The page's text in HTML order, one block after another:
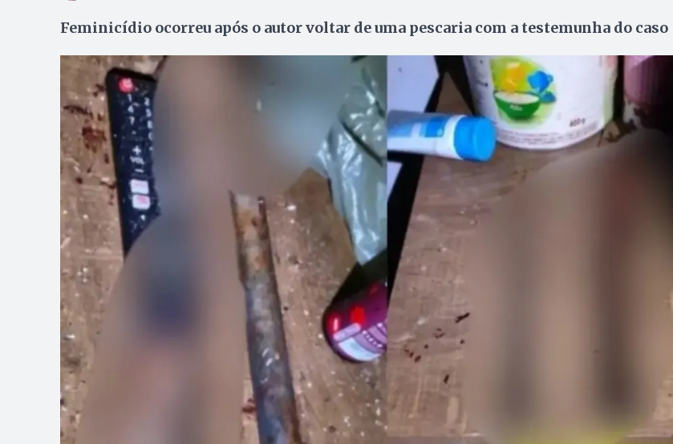
Feminicídio ocorreu após o autor voltar de uma pescaria com a testemunha do caso